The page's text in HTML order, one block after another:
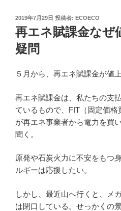
投
稿
日:
2019年7月29日 投稿者: ECOECO
再エネ賦課金なぜ
疑問
５月から、再エネ賦課金が値
再エネ賦課金は、私たちの支
ているもので、FIT（固定価
が再エネ事業者から電力を買
聞く。
原発や石炭火力に不安をもつ
ルギーは応援したい。
しかし、最近山へ行くと、メ
は閉口している。せっかくの